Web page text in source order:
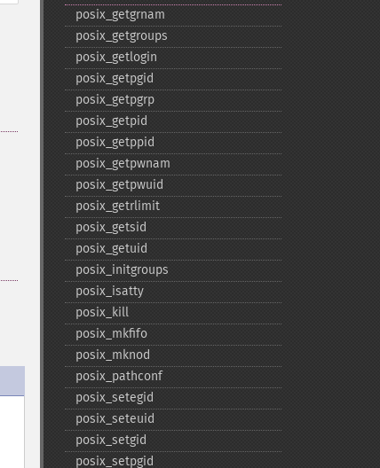
posix_​getgrnam
posix_​getgroups
posix_​getlogin
posix_​getpgid
posix_​getpgrp
posix_​getpid
posix_​getppid
posix_​getpwnam
posix_​getpwuid
posix_​getrlimit
posix_​getsid
posix_​getuid
posix_​initgroups
posix_​isatty
posix_​kill
posix_​mkfifo
posix_​mknod
posix_​pathconf
posix_​setegid
posix_​seteuid
posix_​setgid
posix_​setpgid